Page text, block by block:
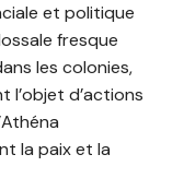
et politique
fresque
les colonies,
l’objet d’actions
la paix et la